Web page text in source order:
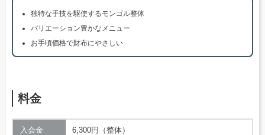
独特な手技を駆使するモンゴル整体
バリエーション豊かなメニュー
お手頃価格で財布にやさしい
料金
入会金 6,300円（整体）